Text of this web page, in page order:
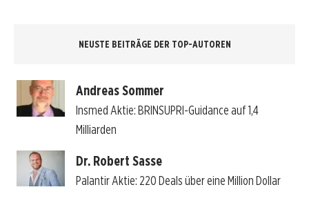
NEUSTE BEITRÄGE DER TOP-AUTOREN
Andreas Sommer
Insmed Aktie: BRINSUPRI-Guidance auf 1,4
Milliarden
Dr. Robert Sasse
Palantir Aktie: 220 Deals über eine Million Dollar